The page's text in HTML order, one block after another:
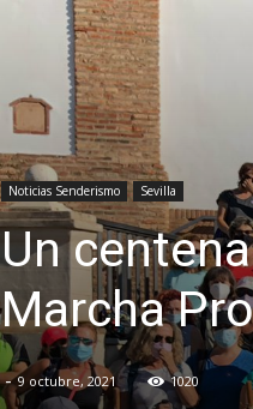
Noticias Senderismo Sevilla
Un
Marcha
- 9 octubre, 2021 1020